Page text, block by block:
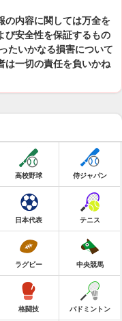
の内容に関しては万全を
び安全性を保証するもの
たいかなる損害について
は一切の責任を負いかね
高校野球 侍ジャパン
日本代表 テニス
ラグビー 中央競馬
格闘技 バドミントン